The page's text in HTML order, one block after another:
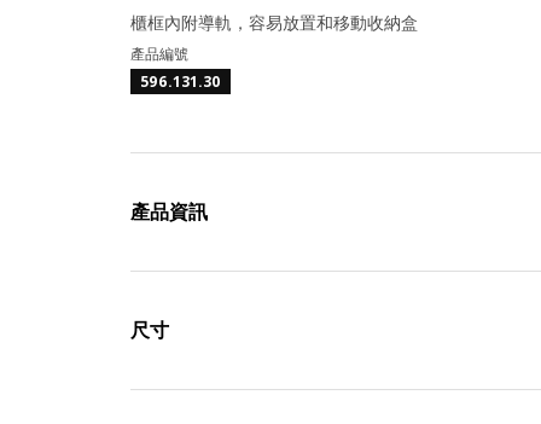
櫃框內附導軌，容易放置和移動收納盒
產品編號
596.131.30
產品資訊
尺寸